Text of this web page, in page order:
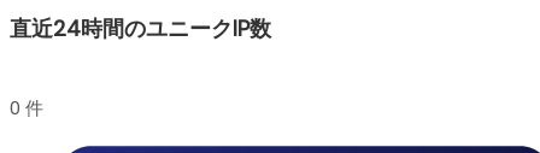
直近24時間のユニークIP数
0 件